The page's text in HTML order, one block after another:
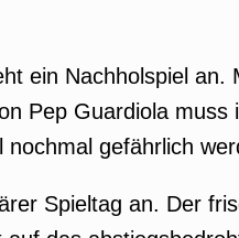
ein Nachholspiel an.
Pep Guardiola muss
nochmal gefährlich
Spieltag an. Der